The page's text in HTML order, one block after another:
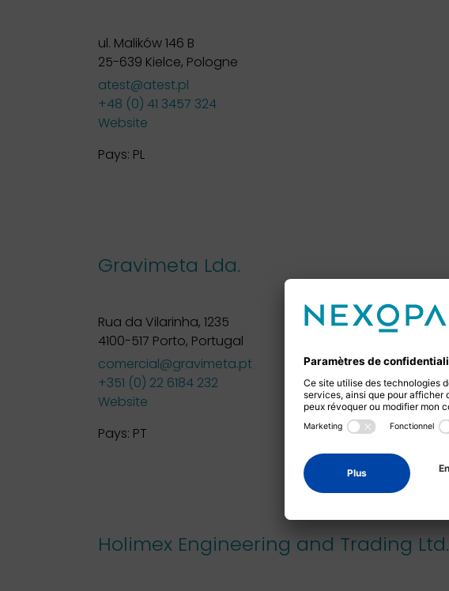
ul. Malików 146 B
25-639 Kielce, Pologne
atest@atest.pl
+48 (0) 41 3457 324
Website
Pays: PL
Gravimeta Lda.
Rua da Vilarinha, 1235
4100-517 Porto, Portugal
comercial@gravimeta.pt
+351 (0) 22 6184 232
Website
Pays: PT
Holimex Engineering and Trading Ltd.